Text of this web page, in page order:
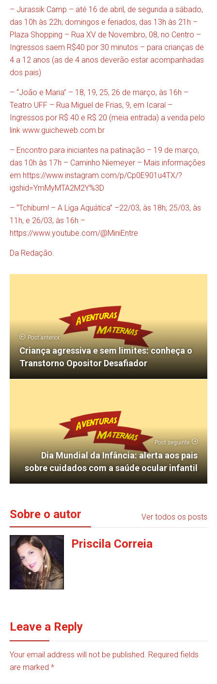
– Jurassik Camp – até 16 de abril, de segunda a sábado,
das 10h às 22h; domingos e feriados, das 13h às 21h –
Plaza Shopping – Rua XV de Novembro, 08, no Centro –
Ingressos saem R$40 por 30 minutos – para crianças de
4 a 12 anos (as de 4 anos deverão estar acompanhadas
dos pais)
– “João e Maria” – 18, 19, 25, 26 de março, às 16h –
Teatro UFF – Rua Miguel de Frias, 9, em Icaraí –
Ingressos por R$ 40 e R$ 20 (meia entrada) a venda pelo
link www.guicheweb.com.br
– Encontro para iniciantes na patinação – 19 de março,
das 10h às 17h – Caminho Niemeyer – Mais informações
em https://www.instagram.com/p/Cp0E901u4TX/?
igshid=YmMyMTA2M2Y%3D
– “Tchibum! – A Liga Aquática” –22/03, às 18h; 25/03, às
11h, e 26/03, às 16h –
https://www.youtube.com/@MiniEntre
Da Redação.
Post anterior
Criança agressiva e sem limites: conheça o
Transtorno Opositor Desafiador
Post seguinte
Dia Mundial da Infância: alerta aos pais
sobre cuidados com a saúde ocular infantil
Sobre o autor Ver todos os posts
Priscila Correia
Leave a Reply
Your email address will not be published. Required fields
are marked *